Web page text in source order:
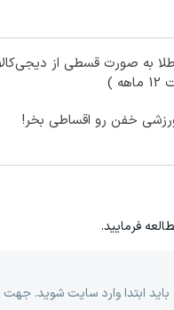
به صورت قسطی از
)
خفن رو اقساطی بخر!
فرمایید.
ابتدا وارد سایت شوید.